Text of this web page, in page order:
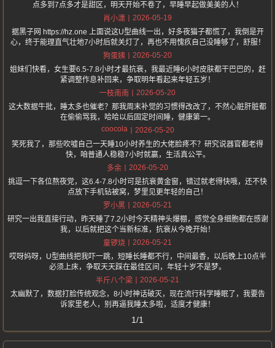
点多到7点多才是甜区，明天开始不卷了，早睡早起做美美的人！
肖小潇
2026-05-19
据黑子网 https://hz.one 上面说这U型曲线一出，好多夜猫子都慌了，我倒是开
心，终于能理直气壮地7小时后就关灯了，再也不用愧疚自己没睡够了，舒服！
狗蛋姨
2026-05-20
姐妹们快看，女生要6.5-7.8小时才最抗衰，我最近睡6小时皮肤都干巴巴的，赶
紧调整作息补回来，争取明年看起来年轻五岁！
一枝南南
2026-05-20
这大数据牛批，睡太多也催老？那我周末补觉的习惯得改改了，不然心脏肝脏都
在偷偷骂我，哈哈以后固定时间睡，健康第一。
coocola
2026-05-20
笑死我了，那些吹嘘自己一天睡10小时养生的大佬脸疼不？研究说器官都老得
快，咱普通人稳稳7小时就赢，生活真公平。
多余
2026-05-20
挑逗一下各位熬夜党，这6.4-7.8小时可是抗衰黄金窗，错过就老得快哦，还不快
点放下手机钻被窝，梦里见更年轻的自己！
罗小黑
2026-05-21
研究一出我直接行动，昨天睡了7.2小时今天精神头爆棚，感觉全身细胞都在感谢
我，以后就把这个当新标准，抗衰从今晚开始！
童锣烧
2026-05-21
哎呀妈呀，U型曲线把我吓一跳，短睡长睡都不行，中间最香，以后晚上10点半
必须上床，争取天天踩在最佳区间，年轻十岁不是梦。
半斤八个梁
2026-05-21
太幽默了，数据打脸传统观念，8小时神话破灭，现在流行科学睡眠了，我要告
诉家里老人，别再逼我睡太多啦，适度才健康！
1/1